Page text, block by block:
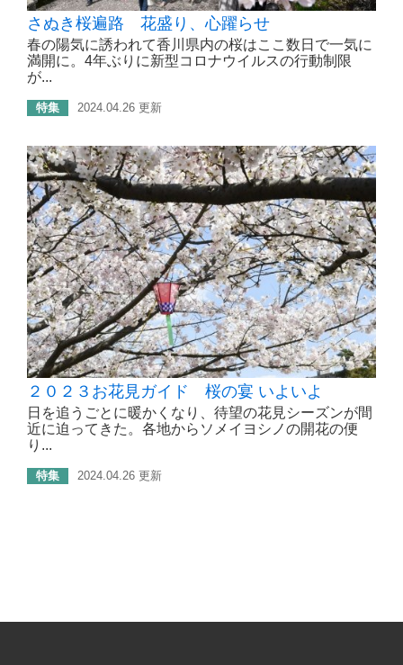
さぬき桜遍路 花盛り、心躍らせ
春の陽気に誘われて香川県内の桜はここ数日で一気に
満開に。4年ぶりに新型コロナウイルスの行動制限
が...
特集 2024.04.26 更新
２０２３お花見ガイド 桜の宴 いよいよ
日を追うごとに暖かくなり、待望の花見シーズンが間
近に迫ってきた。各地からソメイヨシノの開花の便
り...
特集 2024.04.26 更新